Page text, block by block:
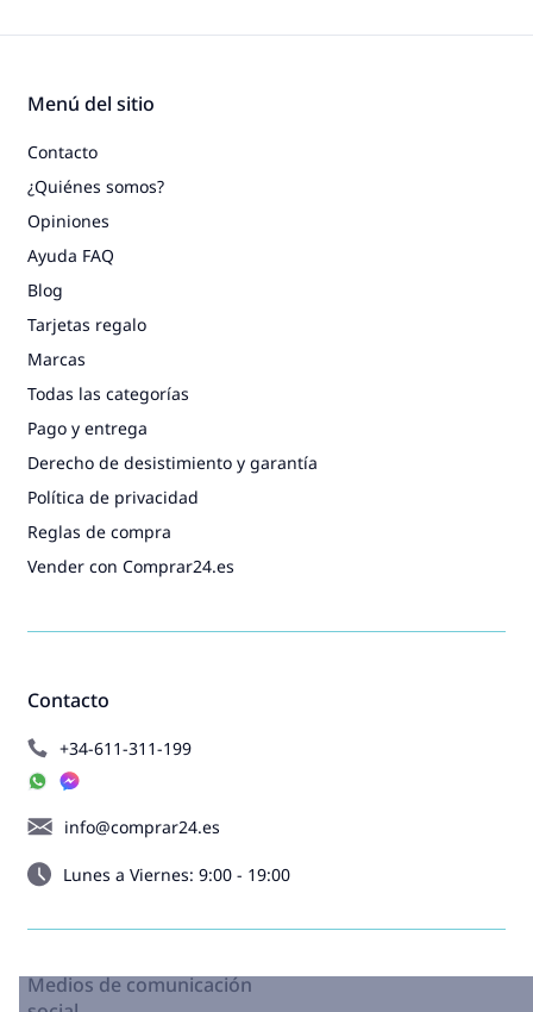
Contacto
+34-611-311-199
info@comprar24.es
Lunes a Viernes: 9:00 - 19:00
Menú del sitio
Contacto
¿Quiénes somos?
Opiniones
Ayuda FAQ
Blog
Tarjetas regalo
Marcas
Todas las categorías
Pago y entrega
Derecho de desistimiento y garantía
Política de privacidad
Reglas de compra
Vender con Comprar24.es
Medios de comunicación